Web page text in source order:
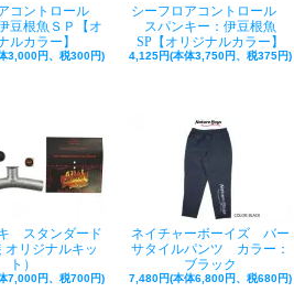
コントロール
豆根魚ＳＰ【オ
ルカラー】
3,000円、税300円)
シーフロアコントロール
スパンキー：伊豆根魚
SP【オリジナルカラー】
4,125円(本体3,750円、税375円)
スタンダード
オリジナルキッ
ト）
7,000円、税700円)
ネイチャーボーイズ バー
サタイルパンツ カラー：
ブラック
7,480円(本体6,800円、税680円)